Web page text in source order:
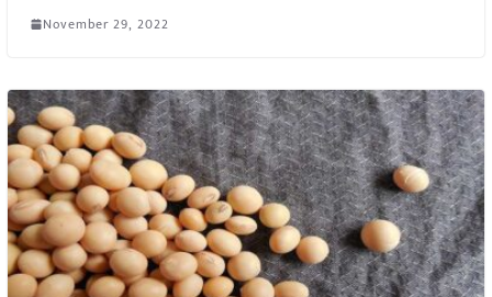
November 29, 2022